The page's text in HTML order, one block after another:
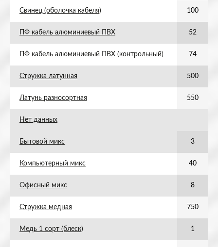
Свинец (оболочка кабеля) 100
ПФ кабель алюминиевый ПВХ 52
ПФ кабель алюминиевый ПВХ (контрольный) 74
Стружка латунная 500
Латунь разносортная 550
Нет данных
Бытовой микс 3
Компьютерный микс 40
Офисный микс 8
Стружка медная 750
Медь 1 сорт (блеск) 1